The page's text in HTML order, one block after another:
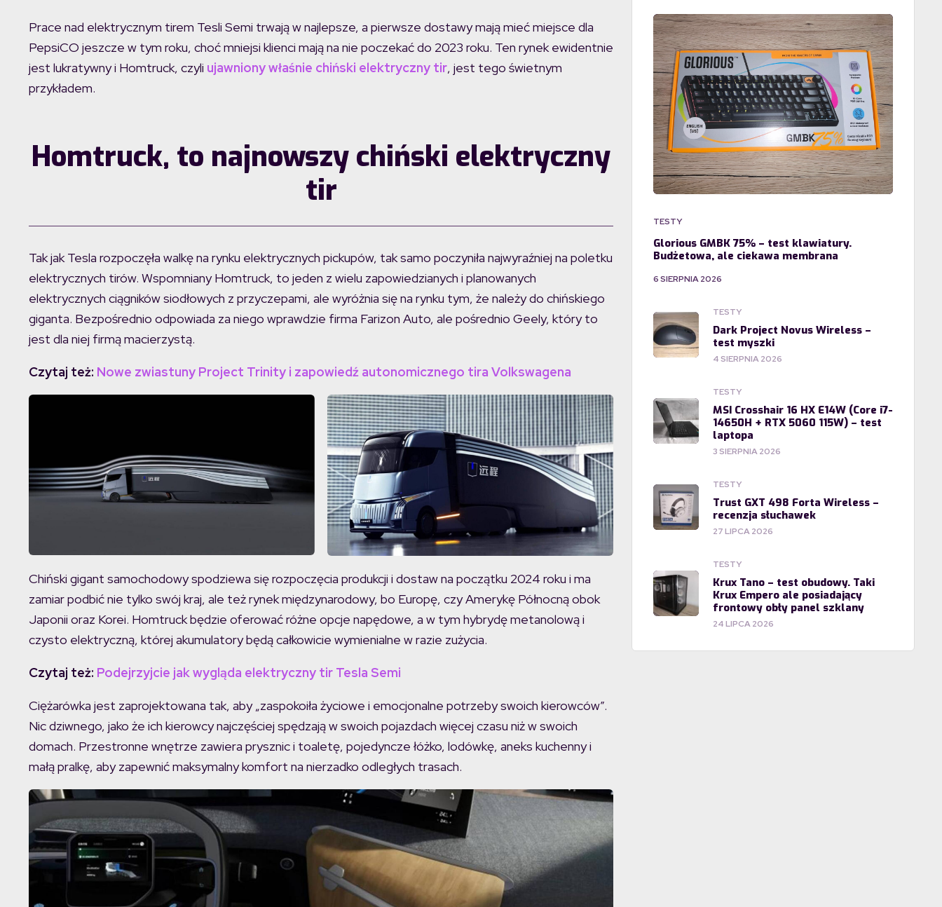
Prace nad elektrycznym tirem Tesli Semi trwają w najlepsze, a pierwsze dostawy mają mieć miejsce dla
PepsiCO jeszcze w tym roku, choć mniejsi klienci mają na nie poczekać do 2023 roku. Ten rynek ewidentnie
jest lukratywny i Homtruck, czyli ujawniony właśnie chiński elektryczny tir, jest tego świetnym
przykładem.
Homtruck, to najnowszy chiński elektryczny
tir
Tak jak Tesla rozpoczęła walkę na rynku elektrycznych pickupów, tak samo poczyniła najwyraźniej na poletku
elektrycznych tirów. Wspomniany Homtruck, to jeden z wielu zapowiedzianych i planowanych
elektrycznych ciągników siodłowych z przyczepami, ale wyróżnia się na rynku tym, że należy do chińskiego
giganta. Bezpośrednio odpowiada za niego wprawdzie firma Farizon Auto, ale pośrednio Geely, który to
jest dla niej firmą macierzystą.
Czytaj też: Nowe zwiastuny Project Trinity i zapowiedź autonomicznego tira Volkswagena
Chiński gigant samochodowy spodziewa się rozpoczęcia produkcji i dostaw na początku 2024 roku i ma
zamiar podbić nie tylko swój kraj, ale też rynek międzynarodowy, bo Europę, czy Amerykę Północną obok
Japonii oraz Korei. Homtruck będzie oferować różne opcje napędowe, a w tym hybrydę metanolową i
czysto elektryczną, której akumulatory będą całkowicie wymienialne w razie zużycia.
Czytaj też: Podejrzyjcie jak wygląda elektryczny tir Tesla Semi
Ciężarówka jest zaprojektowana tak, aby „zaspokoiła życiowe i emocjonalne potrzeby swoich kierowców”.
Nic dziwnego, jako że ich kierowcy najczęściej spędzają w swoich pojazdach więcej czasu niż w swoich
domach. Przestronne wnętrze zawiera prysznic i toaletę, pojedyncze łóżko, lodówkę, aneks kuchenny i
małą pralkę, aby zapewnić maksymalny komfort na nierzadko odległych trasach.
TESTY
Glorious GMBK 75% – test klawiatury.
Budżetowa, ale ciekawa membrana
6 SIERPNIA 2026
TESTY
Dark Project Novus Wireless –
test myszki
4 SIERPNIA 2026
TESTY
MSI Crosshair 16 HX E14W (Core i7-
14650H + RTX 5060 115W) – test
laptopa
3 SIERPNIA 2026
TESTY
Trust GXT 498 Forta Wireless –
recenzja słuchawek
27 LIPCA 2026
TESTY
Krux Tano – test obudowy. Taki
Krux Empero ale posiadający
frontowy obły panel szklany
24 LIPCA 2026